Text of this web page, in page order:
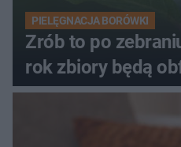
PIELĘGNACJA BORÓWKI
Zrób to po
rok zbiory będą